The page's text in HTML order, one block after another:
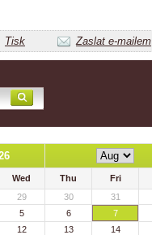
Tisk Zaslat e-mailem
Wed Thu Fri
29 30 31
5 6 7
12 13 14